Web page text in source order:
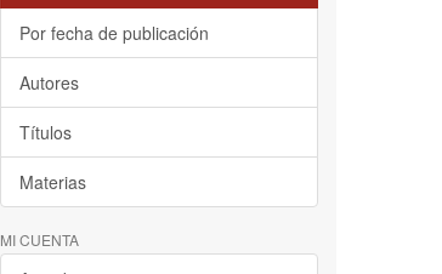
Por fecha de publicación
Autores
Títulos
Materias
MI CUENTA